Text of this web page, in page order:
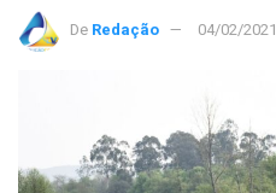
De Redação 04/02/2021